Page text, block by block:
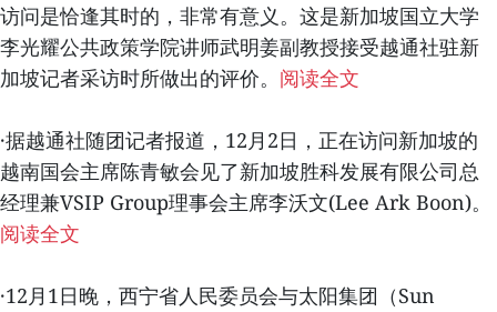
访问是恰逢其时的，非常有意义。这是新加坡国立大学
李光耀公共政策学院讲师武明姜副教授接受越通社驻新
加坡记者采访时所做出的评价。 阅读全文
·据越通社随团记者报道，12月2日，正在访问新加坡的
越南国会主席陈青敏会见了新加坡胜科发展有限公司总
经理兼VSIP Group理事会主席李沃文(Lee Ark Boon)。
阅读全文
·12月1日晚，西宁省人民委员会与太阳集团（Sun